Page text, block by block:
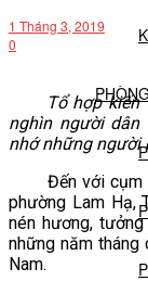
1 Tháng 3, 2019
0
Tổ hợp
nghìn người
nhớ những người
Đến với cụm di
phường Lam Hạ,
nén hương,
những năm tháng
Nam.